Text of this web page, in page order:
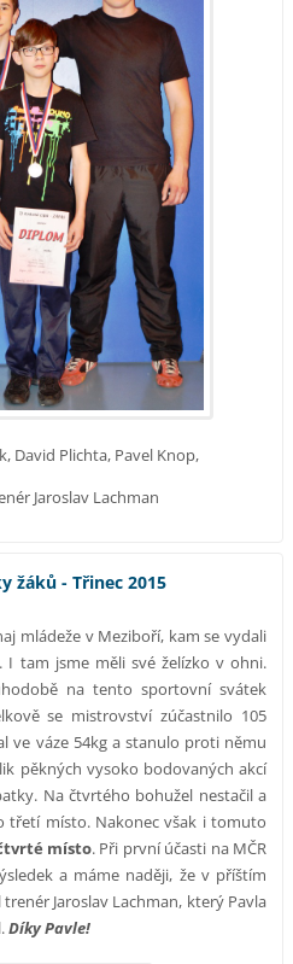
David Plichta, Pavel Knop,
Jaroslav Lachman
žáků - Třinec 2015
mládeže v Meziboří, kam se vydali
I tam jsme měli své želízko v ohni.
na tento sportovní svátek
se mistrovství zúčastnilo 105
ve váze 54kg a stanulo proti němu
pěkných vysoko bodovaných akcí
Na čtvrtého bohužel nestačil a
třetí místo. Nakonec však i tomuto
místo. Při první účasti na MČR
a máme naději, že v příštím
Jaroslav Lachman, který Pavla
Díky Pavle!